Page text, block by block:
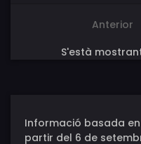
Anterior
S'està
Informació basada
partir del 6 de